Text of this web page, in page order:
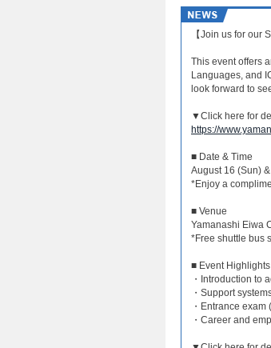
【Join us for our
This event offers
Languages, and
look forward to
▼Click here for
https://
■ Date & Time
August 16 (Sun)
*Enjoy a
■ Venue
Yamanashi Eiwa
*Free shuttle bus
■ Event Highlights
・Introduction to
・Support
・Entrance
・Career and